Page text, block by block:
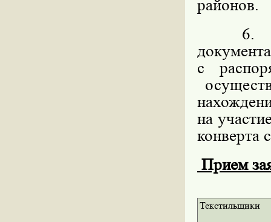
районов.
6.
с
на
конверта
Прием
Текстильщики